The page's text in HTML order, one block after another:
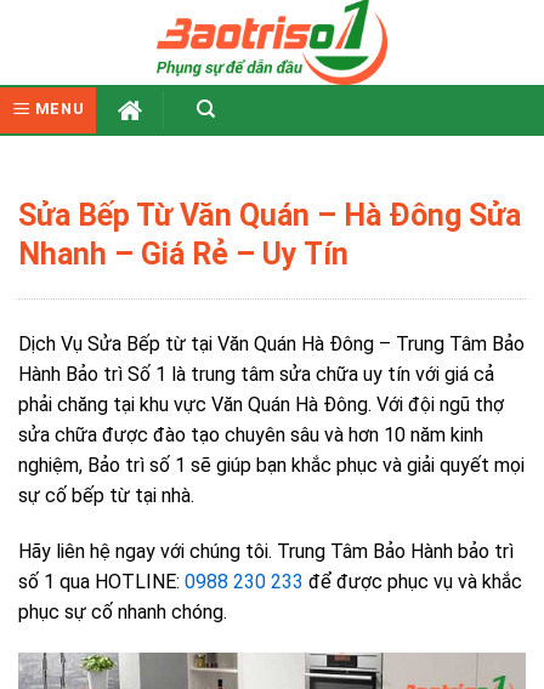
MENU
Sửa Bếp Từ Văn Quán – Hà Đông Sửa
Nhanh – Giá Rẻ – Uy Tín
Dịch Vụ Sửa Bếp từ tại Văn Quán Hà Đông – Trung Tâm Bảo
Hành Bảo trì Số 1 là trung tâm sửa chữa uy tín với giá cả
phải chăng tại khu vực Văn Quán Hà Đông. Với đội ngũ thợ
sửa chữa được đào tạo chuyên sâu và hơn 10 năm kinh
nghiệm, Bảo trì số 1 sẽ giúp bạn khắc phục và giải quyết mọi
sự cố bếp từ tại nhà.
Hãy liên hệ ngay với chúng tôi. Trung Tâm Bảo Hành bảo trì
số 1 qua HOTLINE: 0988 230 233 để được phục vụ và khắc
phục sự cố nhanh chóng.